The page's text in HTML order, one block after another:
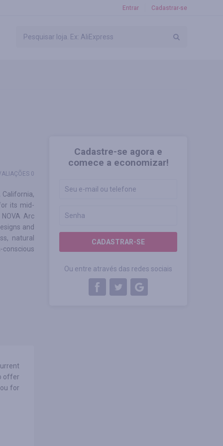
Entrar Cadastrar-se
Cadastre-se agora e
comece a economizar!
CADASTRAR-SE
Ou entre através das redes sociais
0
California,
its mid-
Arc
and
natural
offer
for